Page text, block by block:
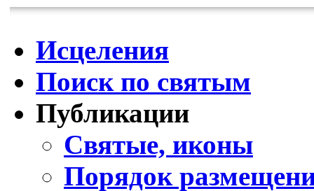
Исцеления
Поиск по святым
Публикации
Святые, иконы
Порядок